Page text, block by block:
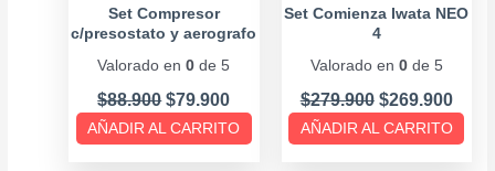
Set Compresor
c/presostato y aerografo
Valorado en0 de 5
$88.900 $79.900
AÑADIR AL CARRITO
Set Comienza Iwata NEO
4
Valorado en 0de 5
$279.900 $269.900
AÑADIR AL CARRITO